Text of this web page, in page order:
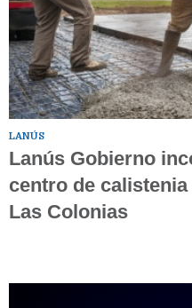
LANÚS
Lanús Gobierno
centro de
Las Colonias